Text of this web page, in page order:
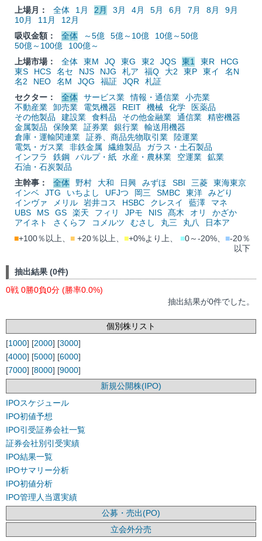
上場月：
全体 1月 2月 3月 4月 5月 6月 7月 8月
9月
10月
11月
12月
吸収金額：
全体 ～5億 5億～10億
10億～50億
50億～100億
100億～
上場市場：
全体 東M JQ 東G 東2 JQS 東1 東R
HCG
東S
HCS 名セ NJS NJG 札ア 福Q 大2 東P 東イ
名N
名2
NEO 名M JQG 福証 JQR
札証
セクター：
全体 サービス業 情報・通信業
小売業
不動産業
卸売業 電気機器 REIT 機械 化学
医薬品
その他製品
建設業 食料品 その他金融業 通信業
精密機器
金属製品
保険業 証券業 銀行業
輸送用機器
倉庫・運輸関連業
証券、商品先物取引業
陸運業
電気・ガス業
非鉄金属 繊維製品
ガラス・土石製品
インフラ
鉄鋼 パルプ・紙 水産・農林業 空運業
鉱業
石油・石炭製品
主幹事：
全体 野村 大和 日興 みずほ SBI 三菱
東海東京
インベ
JTG いちよし UFJつ 岡三 SMBC 東洋
みどり
インヴァ
メリル 岩井コス HSBC クレスイ 藍澤
マネ
UBS
MS GS 楽天 フィリ JPモ NIS 髙木 オリ
かざか
アイネト
さくらフ コメルツ むさし 丸三 丸八
日本ア
■+100％以上、 ■ +20％以上、 ■+0%より上、 ■0～-20%、 ■-20％
以下
抽出結果 (0件)
0戦 0勝0負0分 (勝率0.0%)
抽出結果が0件でした。
個別株リスト
[1000] [2000] [3000]
[4000] [5000] [6000]
[7000] [8000] [9000]
新規公開株(IPO)
IPOスケジュール
IPO初値予想
IPO引受証券会社一覧
証券会社別引受実績
IPO結果一覧
IPOサマリー分析
IPO初値分析
IPO管理人当選実績
公募・売出(PO)
立会外分売